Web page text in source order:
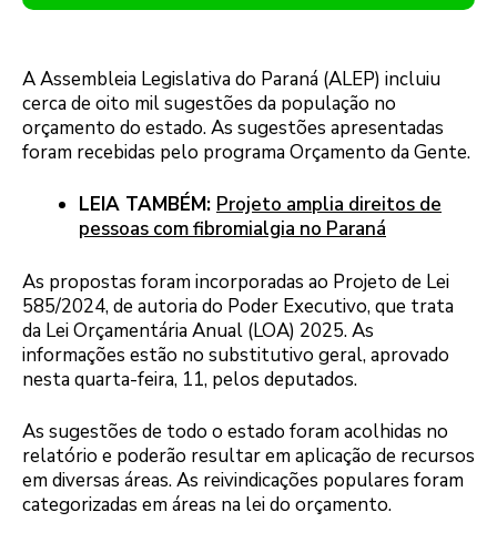
A Assembleia Legislativa do Paraná (ALEP) incluiu
cerca de oito mil sugestões da população no
orçamento do estado. As sugestões apresentadas
foram recebidas pelo programa Orçamento da Gente.
LEIA TAMBÉM: Projeto amplia direitos de
pessoas com fibromialgia no Paraná
As propostas foram incorporadas ao Projeto de Lei
585/2024, de autoria do Poder Executivo, que trata
da Lei Orçamentária Anual (LOA) 2025. As
informações estão no substitutivo geral, aprovado
nesta quarta-feira, 11, pelos deputados.
As sugestões de todo o estado foram acolhidas no
relatório e poderão resultar em aplicação de recursos
em diversas áreas. As reivindicações populares foram
categorizadas em áreas na lei do orçamento.